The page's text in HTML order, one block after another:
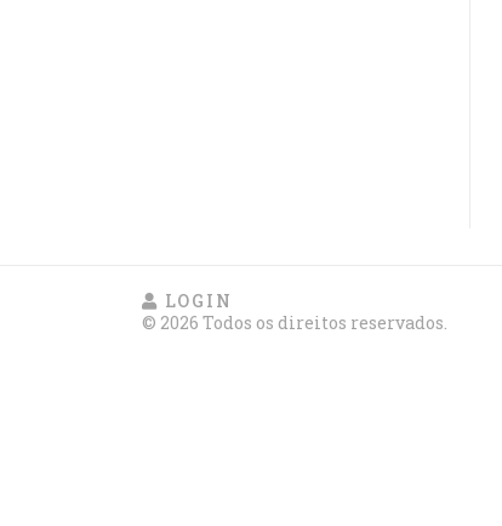
LOGIN
© 2026 Todos os direitos reservados.